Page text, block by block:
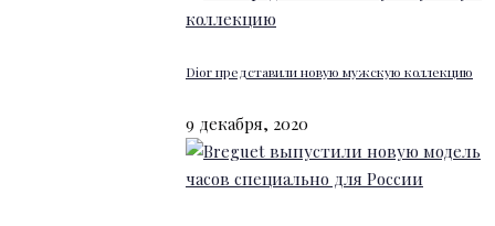
Dior представили новую мужскую коллекцию
9 декабря, 2020